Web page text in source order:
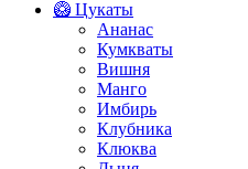
🥝 Цукаты
Ананас
Кумкваты
Вишня
Манго
Имбирь
Клубника
Клюква